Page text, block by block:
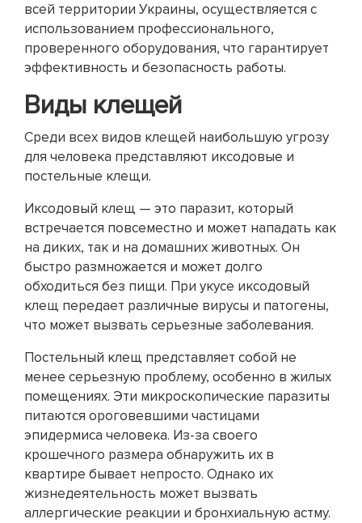
всей территории Украины, осуществляется с
использованием профессионального,
проверенного оборудования, что гарантирует
эффективность и безопасность работы.
Виды клещей
Среди всех видов клещей наибольшую угрозу
для человека представляют иксодовые и
постельные клещи.
Иксодовый клещ — это паразит, который
встречается повсеместно и может нападать как
на диких, так и на домашних животных. Он
быстро размножается и может долго
обходиться без пищи. При укусе иксодовый
клещ передает различные вирусы и патогены,
что может вызвать серьезные заболевания.
Постельный клещ представляет собой не
менее серьезную проблему, особенно в жилых
помещениях. Эти микроскопические паразиты
питаются ороговевшими частицами
эпидермиса человека. Из-за своего
крошечного размера обнаружить их в
квартире бывает непросто. Однако их
жизнедеятельность может вызвать
аллергические реакции и бронхиальную астму.